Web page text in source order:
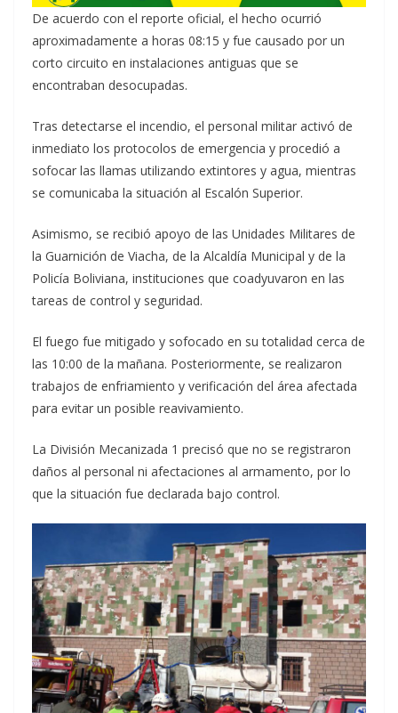
De acuerdo con el reporte oficial, el hecho ocurrió
aproximadamente a horas 08:15 y fue causado por un
corto circuito en instalaciones antiguas que se
encontraban desocupadas.
Tras detectarse el incendio, el personal militar activó de
inmediato los protocolos de emergencia y procedió a
sofocar las llamas utilizando extintores y agua, mientras
se comunicaba la situación al Escalón Superior.
Asimismo, se recibió apoyo de las Unidades Militares de
la Guarnición de Viacha, de la Alcaldía Municipal y de la
Policía Boliviana, instituciones que coadyuvaron en las
tareas de control y seguridad.
El fuego fue mitigado y sofocado en su totalidad cerca de
las 10:00 de la mañana. Posteriormente, se realizaron
trabajos de enfriamiento y verificación del área afectada
para evitar un posible reavivamiento.
La División Mecanizada 1 precisó que no se registraron
daños al personal ni afectaciones al armamento, por lo
que la situación fue declarada bajo control.